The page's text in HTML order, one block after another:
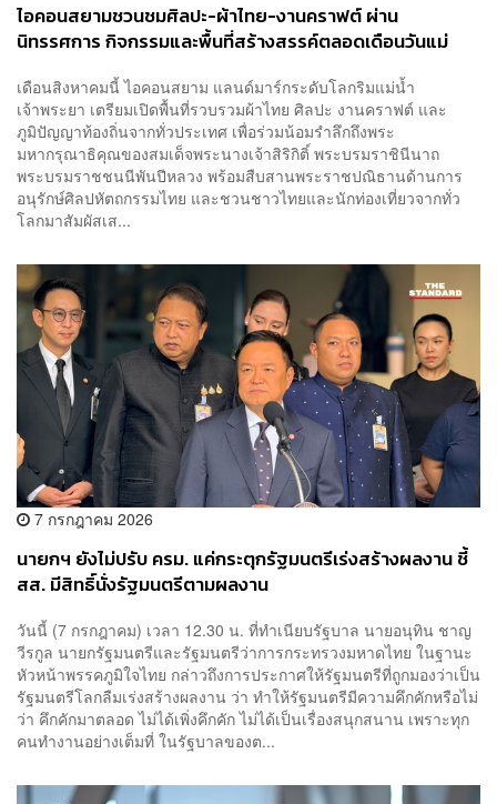
ไอคอนสยามชวนชมศิลปะ-ผ้าไทย-งานคราฟต์ ผ่าน
นิทรรศการ กิจกรรมและพื้นที่สร้างสรรค์ตลอดเดือนวันแม่
เดือนสิงหาคมนี้ ไอคอนสยาม แลนด์มาร์กระดับโลกริมแม่น้ำ
เจ้าพระยา เตรียมเปิดพื้นที่รวบรวมผ้าไทย ศิลปะ งานคราฟต์ และ
ภูมิปัญญาท้องถิ่นจากทั่วประเทศ เพื่อร่วมน้อมรำลึกถึงพระ
มหากรุณาธิคุณของสมเด็จพระนางเจ้าสิริกิติ์ พระบรมราชินีนาถ
พระบรมราชชนนีพันปีหลวง พร้อมสืบสานพระราชปณิธานด้านการ
อนุรักษ์ศิลปหัตถกรรมไทย และชวนชาวไทยและนักท่องเที่ยวจากทั่ว
โลกมาสัมผัสเส...
7 กรกฎาคม 2026
นายกฯ ยังไม่ปรับ ครม. แค่กระตุกรัฐมนตรีเร่งสร้างผลงาน ชี้
สส. มีสิทธิ์นั่งรัฐมนตรีตามผลงาน
วันนี้ (7 กรกฎาคม) เวลา 12.30 น. ที่ทำเนียบรัฐบาล นายอนุทิน ชาญ
วีรกูล นายกรัฐมนตรีและรัฐมนตรีว่าการกระทรวงมหาดไทย ในฐานะ
หัวหน้าพรรคภูมิใจไทย กล่าวถึงการประกาศให้รัฐมนตรีที่ถูกมองว่าเป็น
รัฐมนตรีโลกลืมเร่งสร้างผลงาน ว่า ทำให้รัฐมนตรีมีความคึกคักหรือไม่
ว่า คึกคักมาตลอด ไม่ได้เพิ่งคึกคัก ไม่ได้เป็นเรื่องสนุกสนาน เพราะทุก
คนทำงานอย่างเต็มที่ ในรัฐบาลของต...